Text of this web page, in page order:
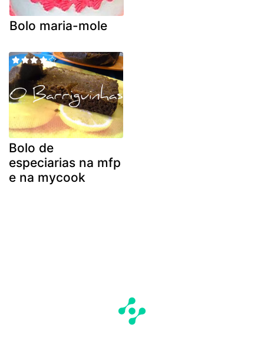
Bolo maria-mole
Bolo de
especiarias na mfp
e na mycook